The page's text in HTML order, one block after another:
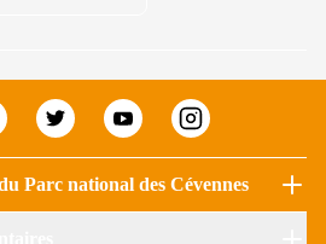
Parc national des Cévennes